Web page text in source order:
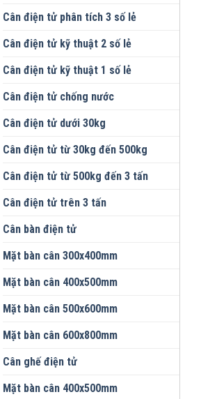
Cân điện tử phân tích 3 số lẻ
Cân điện tử kỹ thuật 2 số lẻ
Cân điện tử kỹ thuật 1 số lẻ
Cân điện tử chống nước
Cân điện tử dưới 30kg
Cân điện tử từ 30kg đến 500kg
Cân điện tử từ 500kg đến 3 tấn
Cân điện tử trên 3 tấn
Cân bàn điện tử
Mặt bàn cân 300x400mm
Mặt bàn cân 400x500mm
Mặt bàn cân 500x600mm
Mặt bàn cân 600x800mm
Cân ghế điện tử
Mặt bàn cân 400x500mm